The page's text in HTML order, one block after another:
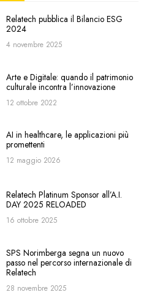
Relatech pubblica il Bilancio ESG
2024
4 novembre 2025
Arte e Digitale: quando il patrimonio
culturale incontra l’innovazione
12 ottobre 2022
AI in healthcare, le applicazioni più
promettenti
12 maggio 2026
Relatech Platinum Sponsor all’A.I.
DAY 2025 RELOADED
16 ottobre 2025
SPS Norimberga segna un nuovo
passo nel percorso internazionale di
Relatech
28 novembre 2025